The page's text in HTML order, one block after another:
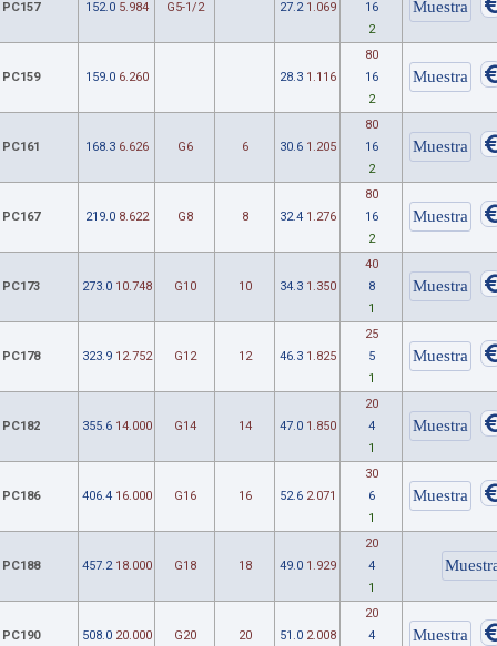
PC157 152.0 5.984 G5-1/2 27.2 1.069
16
2
PC159 159.0 6.260 28.3 1.116
80
16
2
PC161 168.3 6.626 G6 6 30.6 1.205
80
16
2
PC167 219.0 8.622 G8 8 32.4 1.276
80
16
2
PC173 273.0 10.748 G10 10 34.3 1.350
40
8
1
PC178 323.9 12.752 G12 12 46.3 1.825
25
5
1
PC182 355.6 14.000 G14 14 47.0 1.850
20
4
1
PC186 406.4 16.000 G16 16 52.6 2.071
30
6
1
PC188 457.2 18.000 G18 18 49.0 1.929
20
4
1
PC190 508.0 20.000 G20 20 51.0 2.008
20
4